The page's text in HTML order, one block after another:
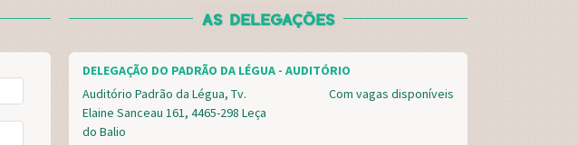
AS DELEGAÇÕES
DELEGAÇÃO DO PADRÃO DA LÉGUA - AUDITÓRIO
Auditório Padrão da Légua, Tv.
Elaine Sanceau 161, 4465-298 Leça
do Balio
Com vagas disponíveis